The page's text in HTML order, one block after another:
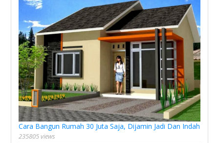
Cara Bangun Rumah 30 Juta Saja, Dijamin Jadi Dan Indah
235805 views